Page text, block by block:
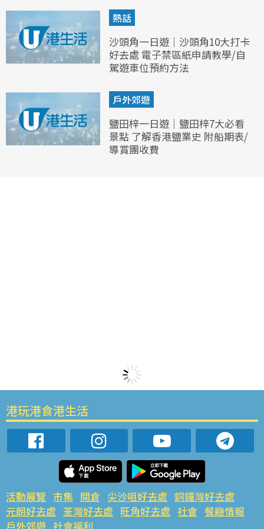
熱話
沙頭角一日遊｜沙頭角10大打卡
好去處 電子禁區紙申請教學/自
駕遊車位預約方法
戶外郊遊
鹽田梓一日遊｜鹽田梓7大必看
景點 了解香港鹽業史 附船期表/
導賞團收費
港玩港食港生活
活動展覽 市集 開倉 尖沙咀好去處 銅鑼灣好去處
元朗好去處 荃灣好去處 旺角好去處 社會 餐廳情報
戶外郊遊 社會福利